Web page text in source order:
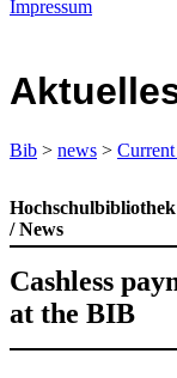
Impressum
Bib > news >
Hochschulbibliothek
/ News
Cashless
at the BIB